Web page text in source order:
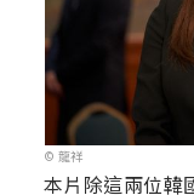
© 龍祥
本片除這兩位韓